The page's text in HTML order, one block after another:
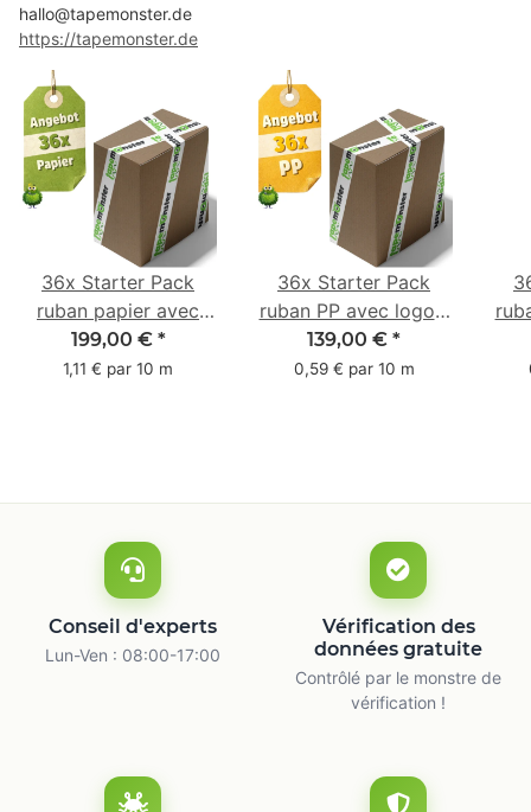
hallo@tapemonster.de
https://tapemonster.de
36x Starter Pack
ruban papier avec
logo - 1 couleur - 50
mm x 50 m -
199,00 € *
1,11 € par 10 m
36x Starter Pack
ruban PP avec logo -
1 couleur - 48 mm x
66 m
139,00 € *
0,59 € par 10 m
Conseil d'experts
Lun-Ven : 08:00-17:00
Vérification des
données gratuite
Contrôlé par le monstre de
vérification !